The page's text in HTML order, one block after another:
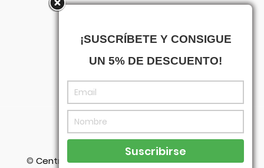
© Centrowagen- Diseñado con porAgencia
¡SUSCRÍBETE Y CONSIGUE
UN 5% DE DESCUENTO!